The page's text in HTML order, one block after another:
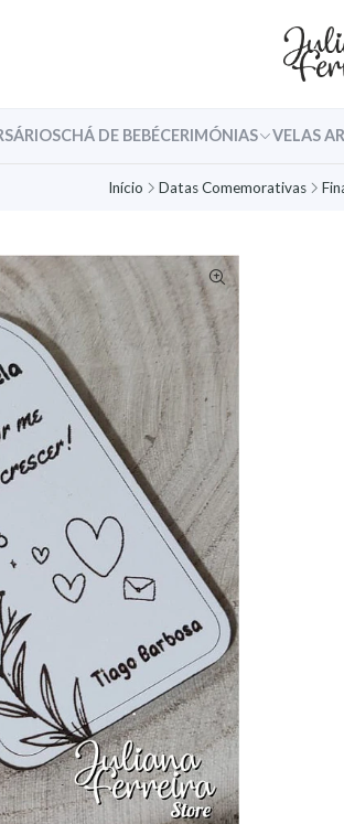
CHÁ DE BEBÉCERIMÓNIAS VELAS
Início Datas Comemorativas